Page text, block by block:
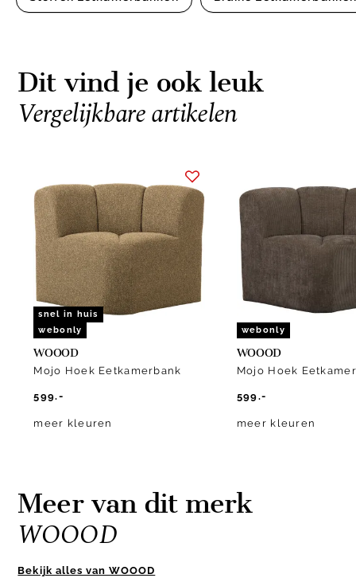
Dit vind je ook leuk
Vergelijkbare artikelen
snel in huis
webonly
WOOOD
Mojo Hoek Eetkamerbank
599.-
meer kleuren
webonly
WOOOD
Mojo Hoek
599.-
meer kleuren
Meer van dit merk
WOOOD
Bekijk alles van WOOOD